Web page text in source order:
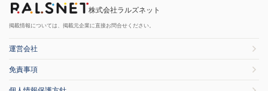
株式会社ラルズネット
掲載情報については、掲載元企業に直接お問合せください。
運営会社
免責事項